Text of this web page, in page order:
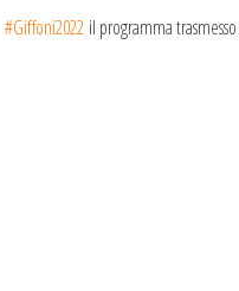
#Giffoni2022 il programma t